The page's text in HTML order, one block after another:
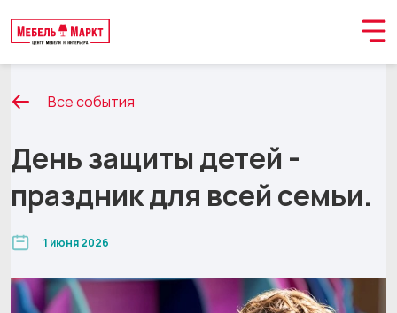
Все события
1 июня 2026
День защиты детей -
праздник для всей семьи.